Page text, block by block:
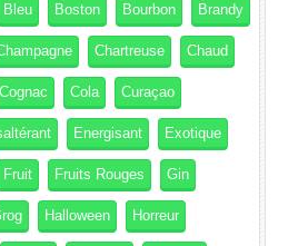
Bleu Boston Bourbon Brandy
Chartreuse Chaud
Cognac Cola Curaçao
Energisant Exotique
Fruit Fruits Rouges Gin
Halloween Horreur